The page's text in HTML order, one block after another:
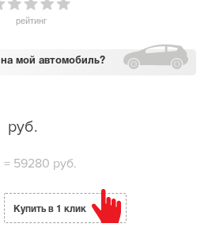
рейтинг
на мой автомобиль?
руб.
= 59280 руб.
Купить в 1 клик